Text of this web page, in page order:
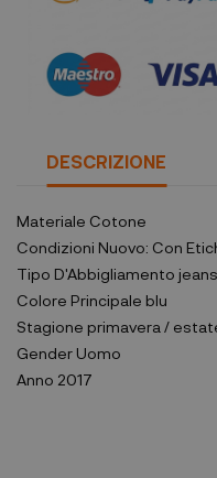
DESCRIZIONE
Materiale Cotone
Condizioni Nuovo: Con
Tipo D'Abbigliamento jeans
Colore Principale blu
Stagione primavera /
Gender Uomo
Anno 2017